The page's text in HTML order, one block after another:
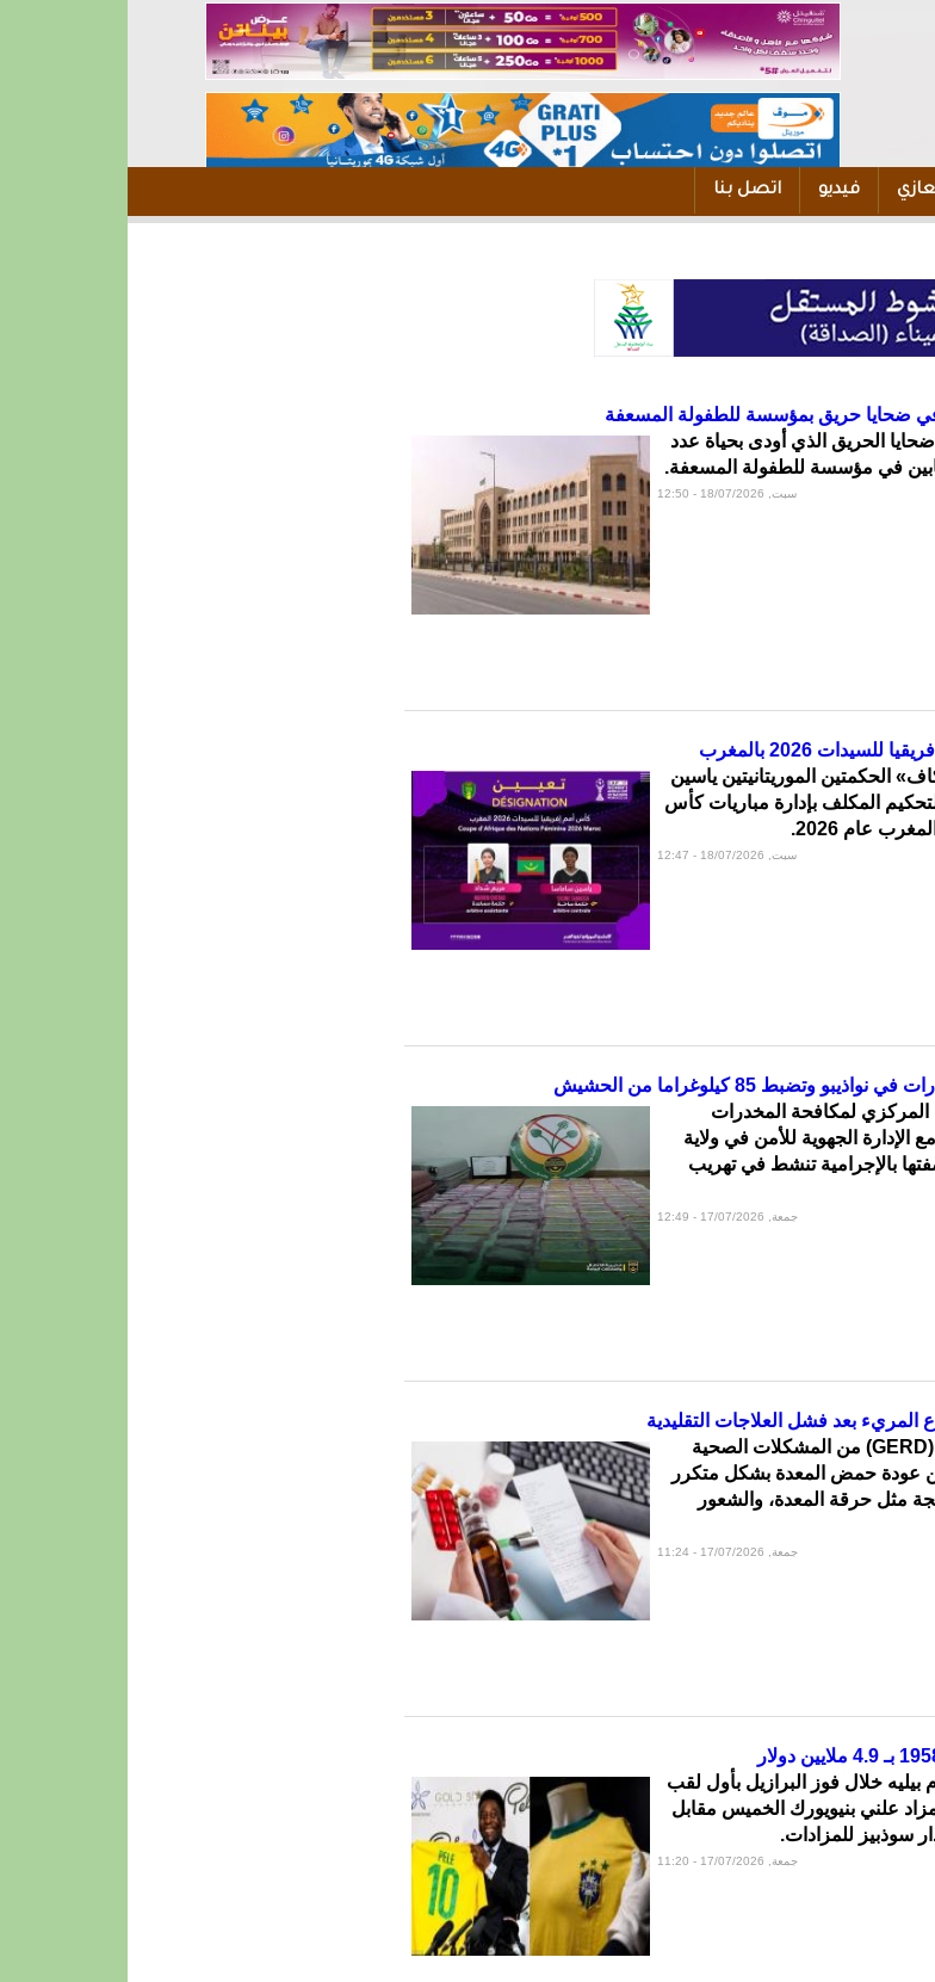
فيديو اتصل بنا
في ضحايا حريق بمؤسسة للطفولة المسعفة
الحريق الذي أودى بحياة عدد
في مؤسسة للطفولة المسعفة.
سبت, 18/07/2026 - 12:50
2026 بالمغرب
الحكمتين الموريتانيتين ياسين
المكلف بإدارة مباريات كأس
عام 2026.
سبت, 18/07/2026 - 12:47
85 كيلوغراما من الحشيش
لمكافحة المخدرات
الإدارة الجهوية للأمن في ولاية
بالإجرامية تنشط في تهريب
جمعة, 17/07/2026 - 12:49
المريء بعد فشل العلاجات التقليدية
يُعد مرض الارتجاع المعدي المريئي (GERD) من المشكلات الصحية
عودة حمض المعدة بشكل متكرر
مثل حرقة المعدة، والشعور
جمعة, 17/07/2026 - 11:24
خلال فوز البرازيل بأول لقب
العالم عام 1958 في مزاد علني بنيويورك الخميس مقابل
جمعة, 17/07/2026 - 11:20